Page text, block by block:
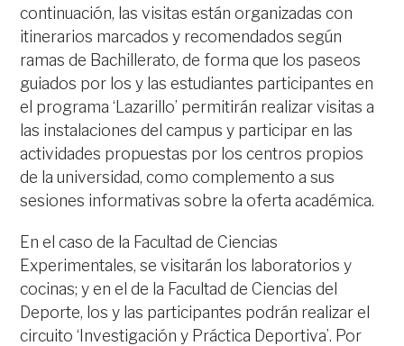
continuación, las visitas están organizadas con
itinerarios marcados y recomendados según
ramas de Bachillerato, de forma que los paseos
guiados por los y las estudiantes participantes en
el programa ‘Lazarillo’ permitirán realizar visitas a
las instalaciones del campus y participar en las
actividades propuestas por los centros propios
de la universidad, como complemento a sus
sesiones informativas sobre la oferta académica.
En el caso de la Facultad de Ciencias
Experimentales, se visitarán los laboratorios y
cocinas; y en el de la Facultad de Ciencias del
Deporte, los y las participantes podrán realizar el
circuito ‘Investigación y Práctica Deportiva’. Por